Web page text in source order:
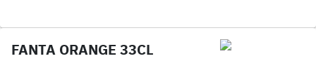
FANTA ORANGE 33CL